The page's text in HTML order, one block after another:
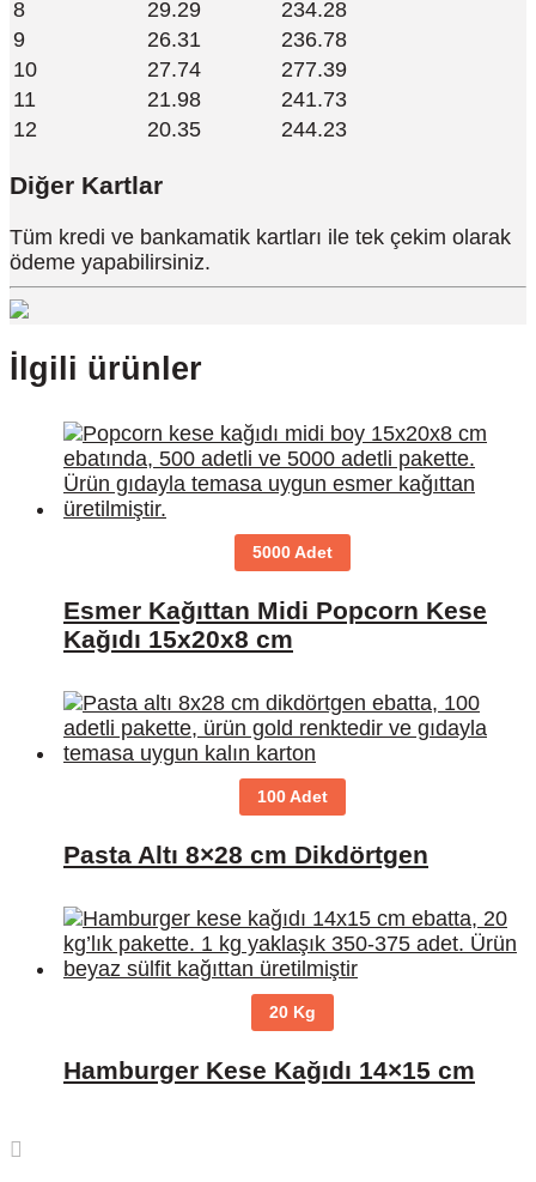
8 29.29
234.28
9
26.31
236.78
10
27.74
277.39
11
21.98
241.73
12
20.35 244.23
Diğer Kartlar
Tüm kredi ve bankamatik kartları ile tek çekim olarak
ödeme yapabilirsiniz.
İlgili ürünler
5000 Adet
Esmer Kağıttan Midi Popcorn Kese
Kağıdı 15x20x8 cm
100 Adet
Pasta Altı 8×28 cm Dikdörtgen
20 Kg
Hamburger Kese Kağıdı 14×15 cm